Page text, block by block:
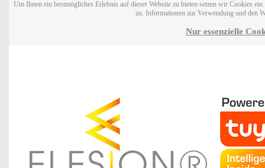
Um Ihnen ein bestmögliches Erlebnis auf dieser Website zu bieten setzen wir Cookies
zu. Informationen zur Verwendung und den
Nur essenzielle